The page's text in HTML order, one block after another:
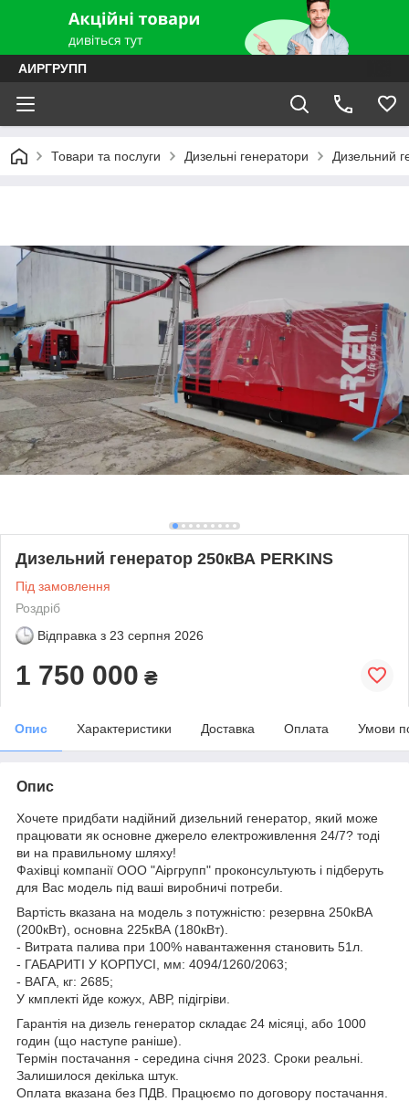
АИРГРУПП
Товари та послуги Дизельні генератори Дизельний
Дизельний генератор 250кВА PERKINS
Під замовлення
Роздріб
Відправка з 23 серпня 2026
1 750 000 ₴
Опис Характеристики Доставка Оплата Умови
Опис
Хочете придбати надійний дизельний генератор, який може
працювати як основне джерело електроживлення 24/7? тоді
ви на правильному шляху!
Фахівці компанії ООО "Аіргрупп" проконсультують і підберуть
для Вас модель під ваші виробничі потреби.
Вартість вказана на модель з потужністю: резервна 250кВА
(200кВт), основна 225кВА (180кВт).
- Витрата палива при 100% навантаження становить 51л.
- ГАБАРИТІ У КОРПУСІ, мм: 4094/1260/2063;
- ВАГА, кг: 2685;
У кмплекті йде кожух, АВР, підігріви.
Гарантія на дизель генератор складає 24 місяці, або 1000
годин (що наступе раніше).
Термін постачання - середина січня 2023. Сроки реальні.
Залишилося декілька штук.
Оплата вказана без ПДВ. Працюємо по договору постачання.